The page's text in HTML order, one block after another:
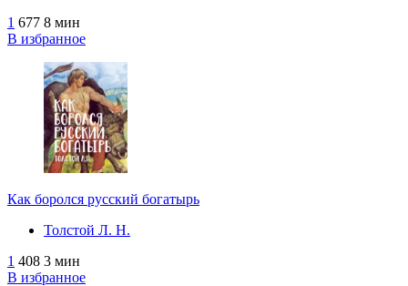
1 677 8 мин
В избранное
Как боролся русский богатырь
Толстой Л. Н.
1 408 3 мин
В избранное